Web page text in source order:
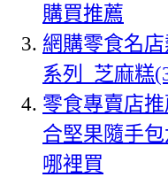
購買推薦
網購零食名
系列_芝麻糕
零食專賣店
合堅果隨手
哪裡買